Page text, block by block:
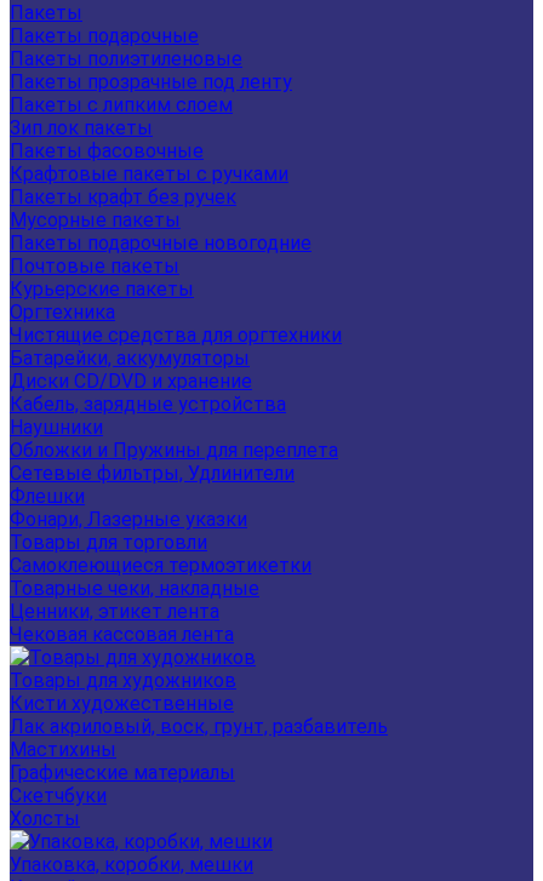
Пакеты
Пакеты подарочные
Пакеты полиэтиленовые
Пакеты прозрачные под ленту
Пакеты с липким слоем
Зип лок пакеты
Пакеты фасовочные
Крафтовые пакеты с ручками
Пакеты крафт без ручек
Мусорные пакеты
Пакеты подарочные новогодние
Почтовые пакеты
Курьерские пакеты
Оргтехника
Чистящие средства для оргтехники
Батарейки, аккумуляторы
Диски CD/DVD и хранение
Кабель, зарядные устройства
Наушники
Обложки и Пружины для переплета
Сетевые фильтры, Удлинители
Флешки
Фонари, Лазерные указки
Товары для торговли
Самоклеющиеся термоэтикетки
Товарные чеки, накладные
Ценники, этикет лента
Чековая кассовая лента
Товары для художников
Кисти художественные
Лак акриловый, воск, грунт, разбавитель
Мастихины
Графические материалы
Скетчбуки
Холсты
Упаковка, коробки, мешки